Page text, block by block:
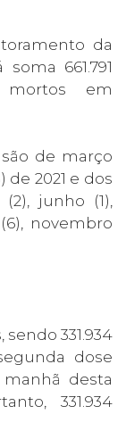
da
661.791
mortos em
de março
de 2021 e dos
junho (1),
novembro
331.934
dose
desta
331.934